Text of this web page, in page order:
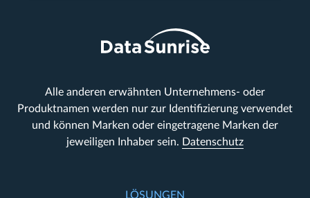
Alle anderen erwähnten Unternehmens- oder
Produktnamen werden nur zur Identifizierung verwendet
und können Marken oder eingetragene Marken der
jeweiligen Inhaber sein. Datenschutz
LÖSUNGEN